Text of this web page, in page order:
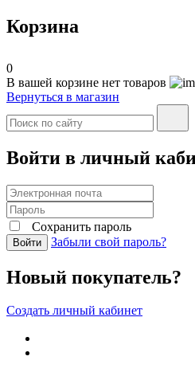
Корзина
0
В вашей корзине нет товаров
Вернуться в магазин
Войти в личный
Сохранить пароль
Войти Забыли свой пароль?
Новый покупатель?
Создать личный кабинет